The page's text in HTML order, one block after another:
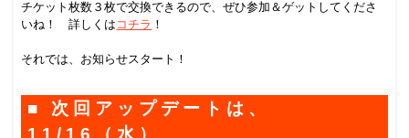
チケット枚数３枚で交換できるので、ぜひ参加＆ゲットしてくださ
いね！ 詳しくは コチラ ！
それでは、お知らせスタート！
■ 次回アップデートは、
11/16（水）